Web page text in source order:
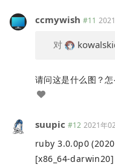
ccmywish #11
对
请问这是什么图？
suupic #12 2021年
ruby 3.0.0p0
[x86_64-darwin20]